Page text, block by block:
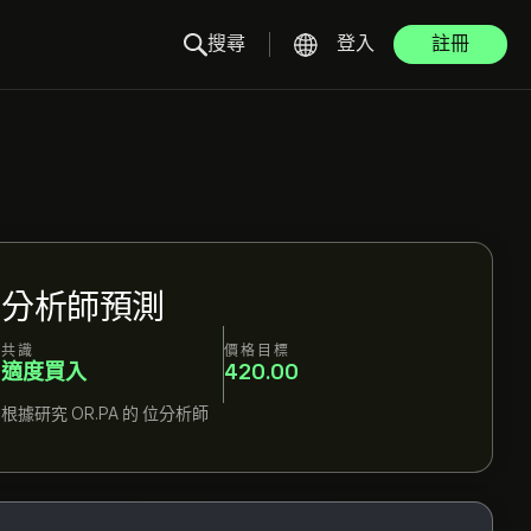
搜尋 登入 註冊
分析師預測
共識
適度買入
價格目標
420.00
根據研究 OR.PA 的 位分析師